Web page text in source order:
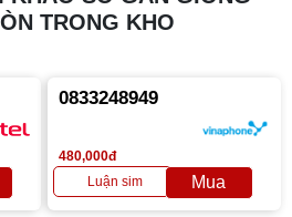
TRONG KHO
0833248949
480,000đ